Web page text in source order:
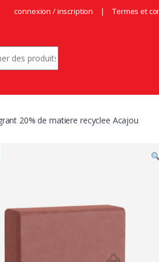
connexion / inscription Termes et
20% de matiere recyclee Acajou